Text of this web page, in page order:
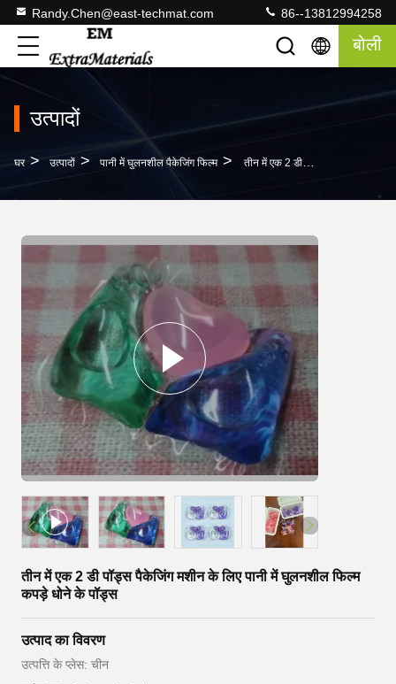
Randy.Chen@east-techmat.com 86--13812994258
बोली
उत्पादों
घर > उत्पादों > पानी में घुलनशील पैकेजिंग फिल्म > तीन में एक 2 डी पॉड्स पैकेजिंग मशीन के लिए पानी में घुलनशील फिल्म कपड़े धोने के पॉड्स
तीन में एक 2 डी पॉड्स पैकेजिंग मशीन के लिए पानी में घुलनशील फिल्म
कपड़े धोने के पॉड्स
उत्पाद का विवरण
उत्पत्ति के प्लेस: चीन